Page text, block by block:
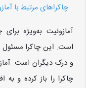
چاکراهای مرتبط با
آمازونیت به‌ویژه
است. این چاکرا مسئول
و درک دیگران است.
چاکرا را باز کرده و